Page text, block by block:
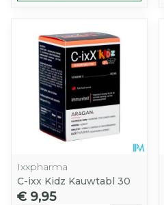
Ixxpharma
C-ixx Kidz Kauwtabl 30
€ 9,95